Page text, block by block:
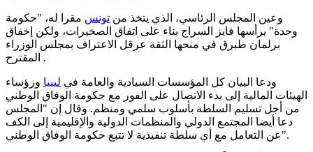
وعين المجلس الرئاسي، الذي يتخذ من تونس مقرا له، "حكومة
وحدة" يرأسها فايز السراج بناء على اتفاق الصخيرات، ولكن إخفاق
برلمان طبرق في منحها الثقة عرقل الاعتراف بمجلس الوزراء
المقترح .
ودعا البيان كل المؤسسات السيادية والعامة في ليبيا ورؤساء
الهيئات المالية إلى بدء الاتصال على الفور مع حكومة الوفاق الوطني
من أجل تسليم السلطة بأسلوب سلمي ومنظم. وقال إن "المجلس
دعا أيضا المجتمع الدولي والمنظمات الدولية والإقليمية إلى الكف
عن التعامل مع أي سلطة تنفيذية لا تتبع حكومة الوفاق الوطني".